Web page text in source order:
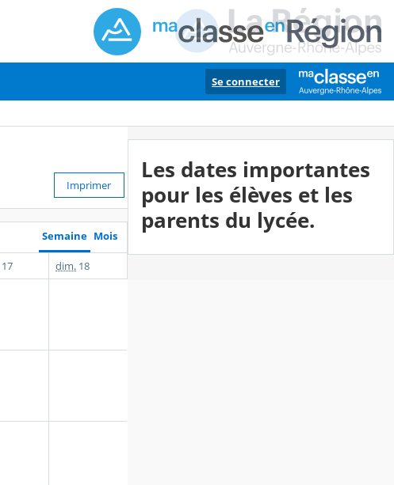
Se connecter
Imprimer
Semaine Mois
17 dim. 18
Les dates importantes
pour les élèves et les
parents du lycée.